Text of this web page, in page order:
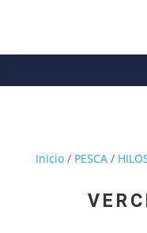
Inicio/ PESCA/